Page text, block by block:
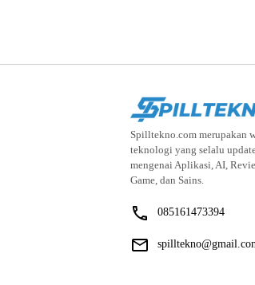
Spilltekno.com merupakan
teknologi yang selalu
mengenai Aplikasi, AI,
Game, dan Sains.
085161473394